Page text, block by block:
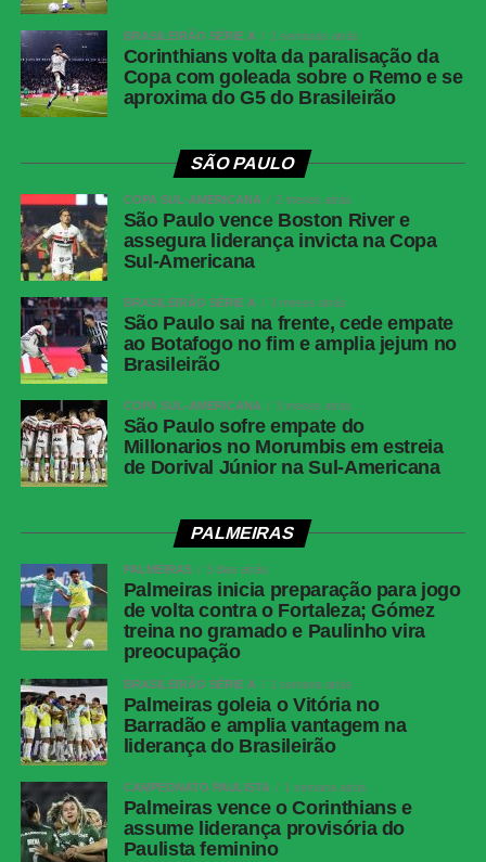
Data:domingo, 9 de agosto de 2026
Horário:18h30 (de Brasília)
Local:Vila Belmiro, em Santos (SP)
Placar
Remo 0 x 1 Santos
Competição
Copa do Brasil — oitavas de final, jogo de volta
Local
Estádio do Mangueirão, Belém (PA)
Data
04 de agosto de 2026, terça-feira
Horário
21h30, no horário de Brasília
Cartões
amarelos
Remo: Leonel Picco<br>Santos: Gabigol, João
Cartão
vermelho
Remo: Marllon
Gol
Anderson Daronco (RS)
Assistentes
Maira Mastella Moreira (RS) e Michael
Stanislau (RS)
VAR
Marco Aurélio Augusto Fazekas Ferreira (MG)
Marcelo Rangel; Marcelinho, Marllon, Matheus
Felipe e Mayk; Leonel Picco (Edson Fernando),
Zé Welison e Zé Ricardo (Jáderson); Jajá
(Gabriel Taliari), Yago Pikachu (Matheus
Técnico: Léo Condé.
Santos
Gabriel Brazão; Gabriel Menino, Adonis Frías,
João Ananias e Escobar; João Schmidt
BRASILEIRÃO SÉRIE A 2 semanas atrás
Corinthians volta da paralisação da
Copa com goleada sobre o Remo e se
aproxima do G5 do Brasileirão
SÃO PAULO
COPA SUL-AMERICANA 2 meses atrás
São Paulo vence Boston River e
assegura liderança invicta na Copa
Sul-Americana
BRASILEIRÃO SÉRIE A 3 meses atrás
São Paulo sai na frente, cede empate
ao Botafogo no fim e amplia jejum no
Brasileirão
COPA SUL-AMERICANA 3 meses atrás
São Paulo sofre empate do
Millonarios no Morumbis em estreia
de Dorival Júnior na Sul-Americana
PALMEIRAS
PALMEIRAS 3 dias atrás
Palmeiras inicia preparação para jogo
de volta contra o Fortaleza; Gómez
treina no gramado e Paulinho vira
preocupação
BRASILEIRÃO SÉRIE A 1 semana atrás
Palmeiras goleia o Vitória no
Barradão e amplia vantagem na
liderança do Brasileirão
CAMPEONATO PAULISTA 1 semana atrás
Palmeiras vence o Corinthians e
assume liderança provisória do
Paulista feminino